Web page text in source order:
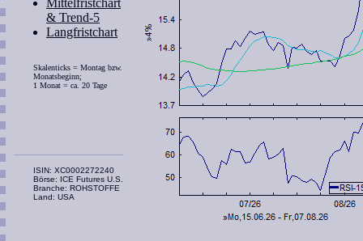
Mittelfristchart
& Trend-5
Langfristchart
Skalenticks = Montag bzw.
Monatsbeginn;
1 Monat = ca. 20 Tage
ISIN: XC0002272240
Börse: ICE Futures U.S.
Branche: ROHSTOFFE
Land: USA